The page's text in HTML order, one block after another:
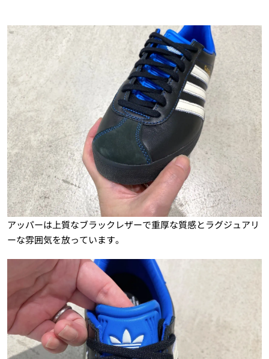
アッパーは上質なブラックレザーで重厚な質感とラグジュアリ
ーな雰囲気を放っています。